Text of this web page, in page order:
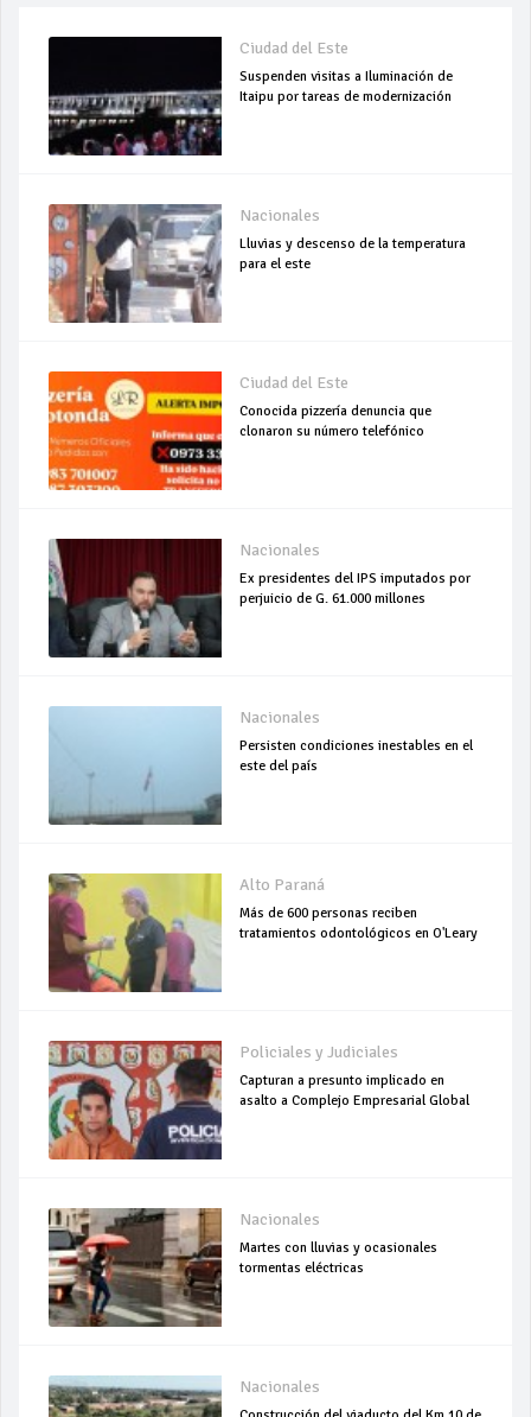
Ciudad del Este
Suspenden visitas a Iluminación de
Itaipu por tareas de modernización
Nacionales
Lluvias y descenso de la temperatura
para el este
Ciudad del Este
Conocida pizzería denuncia que
clonaron su número telefónico
Nacionales
Ex presidentes del IPS imputados por
perjuicio de G. 61.000 millones
Nacionales
Persisten condiciones inestables en el
este del país
Alto Paraná
Más de 600 personas reciben
tratamientos odontológicos en O'Leary
Policiales y Judiciales
Capturan a presunto implicado en
asalto a Complejo Empresarial Global
Nacionales
Martes con lluvias y ocasionales
tormentas eléctricas
Nacionales